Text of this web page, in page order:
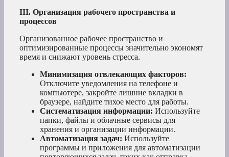
III. Организация рабочего пространства и
процессов
Организованное рабочее пространство и
оптимизированные процессы значительно экономят
время и снижают уровень стресса.
Минимизация отвлекающих факторов:
Отключите уведомления на телефоне и
компьютере, закройте лишние вкладки в
браузере, найдите тихое место для работы.
Систематизация информации: Используйте
папки, файлы и облачные сервисы для
хранения и организации информации.
Автоматизация задач: Используйте
программы и приложения для автоматизации